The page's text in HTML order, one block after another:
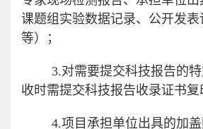
课题组实验数据记录、公开发
等）；
3.对需要提交科技报告的
收时需提交科技报告收录证书复
4.项目承担单位出具的加